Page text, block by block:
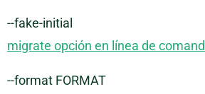
--fake-initial
migrate opción en línea de
--format FORMAT